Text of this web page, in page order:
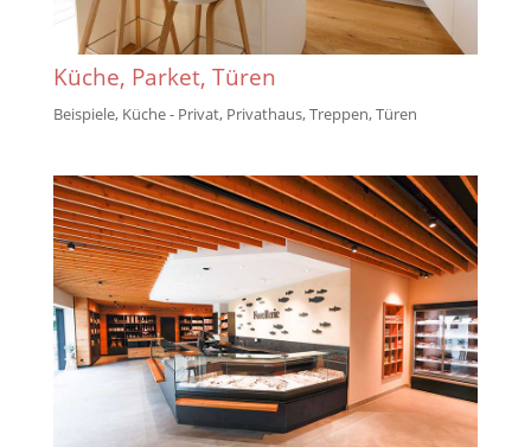
Küche, Parket, Türen
Beispiele, Küche - Privat, Privathaus,Treppen,Türen